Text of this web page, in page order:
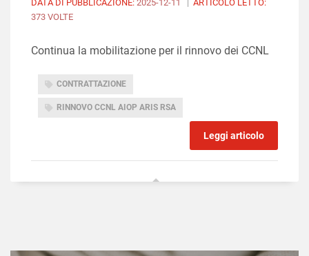
DATA DI PUBBLICAZIONE: 2025-12-11
ARTICOLO LETTO:
373 VOLTE
Continua la mobilitazione per il rinnovo dei CCNL
CONTRATTAZIONE
RINNOVO CCNL AIOP ARIS RSA
Leggi articolo